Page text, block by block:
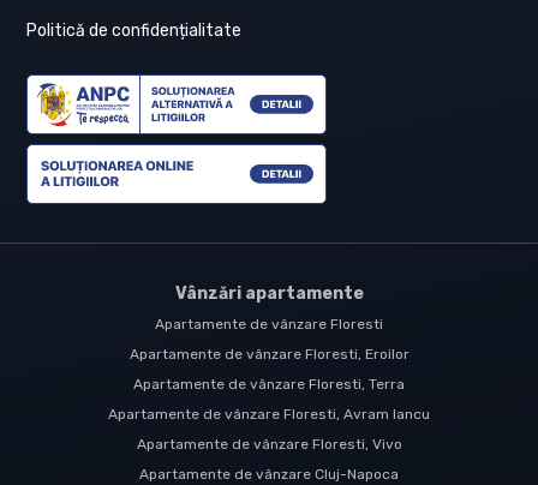
Politică de confidențialitate
Vânzări apartamente
Apartamente de vânzare Floresti
Apartamente de vânzare Floresti, Eroilor
Apartamente de vânzare Floresti, Terra
Apartamente de vânzare Floresti, Avram Iancu
Apartamente de vânzare Floresti, Vivo
Apartamente de vânzare Cluj-Napoca